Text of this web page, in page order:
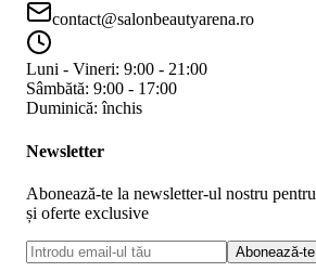
contact@salonbeautyarena.ro
Luni - Vineri: 9:00 - 21:00
Sâmbătă: 9:00 - 17:00
Duminică: închis
Newsletter
Abonează-te la newsletter-ul nostru
și oferte exclusive
Abonează-te